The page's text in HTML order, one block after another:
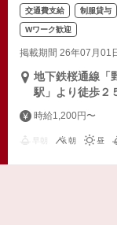
交通費支給 制服貸与
Wワーク歓迎
掲載期間 26年07月01
地下鉄桜通線「
駅」より徒歩２
時給1,200円〜
朝 昼